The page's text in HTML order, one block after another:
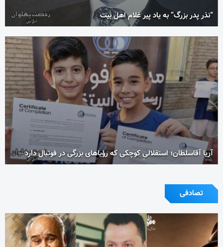
“نذر پدر بزرگ” به یاد پیر غلام اهل بیت
آریا آقاسلطان؛ استقلالیِ کوچکی که رؤیاهای بزرگی در فوتبال دارد
تصادفی